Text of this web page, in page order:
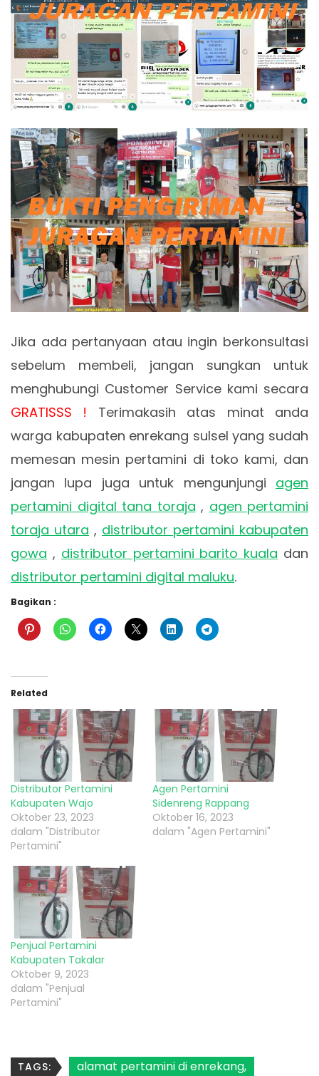
Jika ada pertanyaan atau ingin berkonsultasi
sebelum membeli, jangan sungkan untuk
menghubungi Customer Service kami secara
GRATISSS ! Terimakasih atas minat anda
warga kabupaten enrekang sulsel yang sudah
memesan mesin pertamini di toko kami, dan
jangan lupa juga untuk mengunjungi agen
pertamini digital tana toraja , agen pertamini
toraja utara , distributor pertamini kabupaten
gowa , distributor pertamini barito kuala dan
distributor pertamini digital maluku.
Bagikan :
Related
Distributor Pertamini
Kabupaten Wajo
Oktober 23, 2023
dalam "Distributor
Pertamini"
Agen Pertamini
Sidenreng Rappang
Oktober 16, 2023
dalam "Agen Pertamini"
Penjual Pertamini
Kabupaten Takalar
Oktober 9, 2023
dalam "Penjual
Pertamini"
TAGS:
alamat pertamini di enrekang